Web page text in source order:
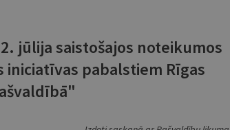
jūlija saistošajos noteikumos
iniciatīvas pabalstiem Rīgas